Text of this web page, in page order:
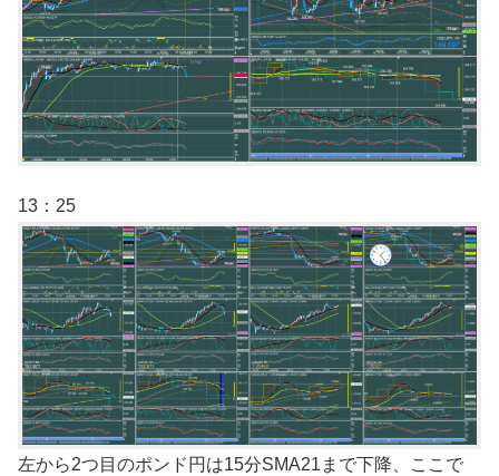
13：25
左から2つ目のポンド円は15分SMA21まで下降、ここで